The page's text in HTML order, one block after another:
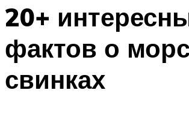
20+
фактов о
свинках